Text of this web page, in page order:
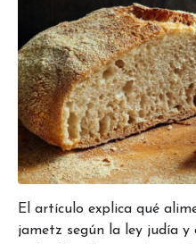
El artículo explica qué
jametz según la ley judía y